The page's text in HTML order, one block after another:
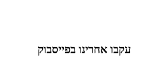
עקבו אחרינו בפייסבוק